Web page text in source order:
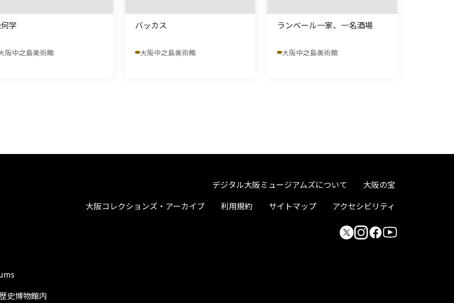
学
阪中之島美術館
バッカス
大阪中之島美術館
ランベール一家、一名酒場
大阪中之島美術館
デジタル大阪ミュージアムズについて
大阪の宝
大阪コレクションズ・アーカイブ
利用規約 サイトマップ アクセシビリティ
史博物館内